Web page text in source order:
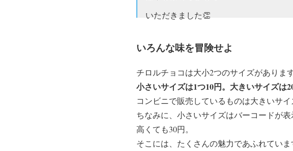
いただきました👏
あんな小さなチョコに何でこれだけ再現
— スイーツは幸せ💕 (@sweet_duck1131)
いろんな味を冒険せよ
チロルチョコは大小2つのサイズがあります
小さいサイズは1つ10円。大きいサイズは
コンビニで販売しているものは大きいサ
ちなみに、小さいサイズはバーコードが
高くても30円。
そこには、たくさんの魅力であふれていま